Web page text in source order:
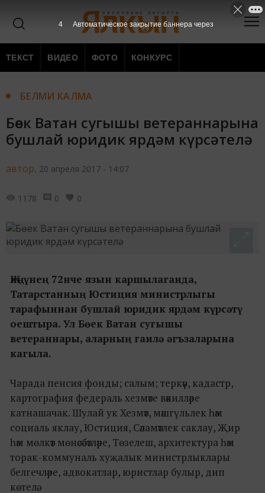
ТЕКСТ ВИДЕО ФОТО КОНКУРС
БЕЛМИ КАЛМА
Бөек Ватан сугышы ветераннарына
бушлай юридик ярдәм күрсәтелә
автор, 20 апреля 2017 - 14:07
1178 0 0
Җиңүнең 72нче язын каршылаганда,
Татарстанның Юстиция министрлыгы
тарафыннан бушлай юридик ярдәм күрсәтү
оештыра. Ул Бөек Ватан сугышы
ветераннары, аларның гаилә әгъзаларына
кагыла.
Чарада пенсия фонды; салым; теркәү, кадастр,
картография федераль хезмәте вәкилләре
катнашачак. Шулай ук Хезмәт, мәшгүльлек һәм
социаль яклау, Юстиция, Сәламәтлек саклау, Җир
һәм мөлкәт мөнәсәбәтләре, Төзелеш, архитектура һәм
торак-коммуналь хуҗалык министрлыклары
белгечләре, адвокатлар, юристлар булыр, дип
көтелә.
3 Автоматическое закрытие баннера через